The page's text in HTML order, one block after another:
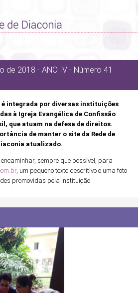
de 2018 - ANO IV - Número 41
é integrada por diversas instituições
à Igreja Evangélica de Confissão
que atuam na defesa de direitos.
de manter o site da Rede de
atualizado.
sempre que possível, para
, um pequeno texto descritivo e uma foto
promovidas pela instituição.